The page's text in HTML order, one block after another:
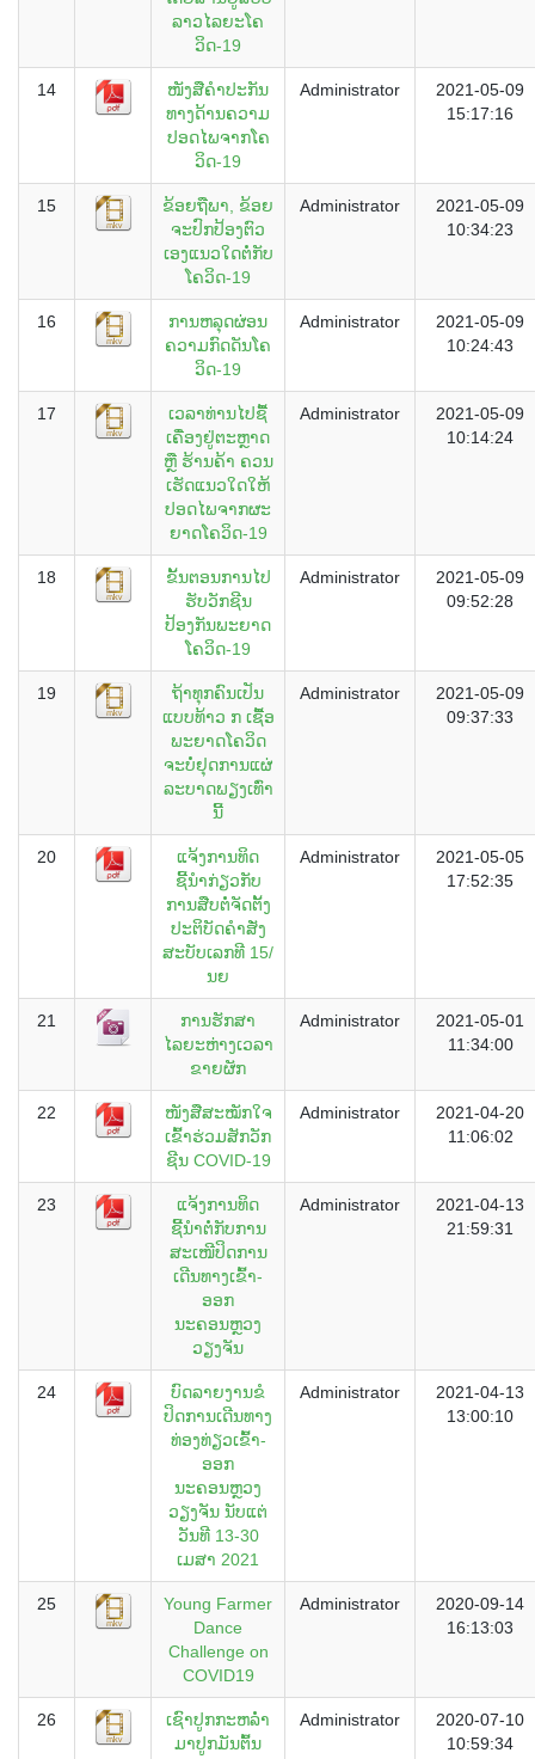
ລາວໄລຍະໂຄ
ວິດ-19
14
ໜັງສືຄຳປະກັນ
ທາງດ້ານຄວາມ
ປອດໄພຈາກໂຄ
ວິດ-19
Administrator
2021-05-09
15:17:16
15
ຂ້ອຍຖືພາ, ຂ້ອຍ
ຈະປົກປ້ອງຕົວ
ເອງແນວໃດຕໍ່ກັບ
ໂຄວິດ-19
Administrator
2021-05-09
10:34:23
16
ການຫລຸດຜ່ອນ
ຄວາມກົດດັນໂຄ
ວິດ-19
Administrator
2021-05-09
10:24:43
17
ເວລາທ່ານໄປຊື້
ເຄື່ອງຢູ່ຕະຫຼາດ
ຫຼື ຮ້ານຄ້າ ຄວນ
ເຮັດແນວໃດໃຫ້
ປອດໄພຈາກຜະ
ຍາດໂຄວິດ-19
Administrator
2021-05-09
10:14:24
18
ຂັ້ນຕອນການໄປ
ຮັບວັກຊີນ
ປ້ອງກັນພະຍາດ
ໂຄວິດ-19
Administrator
2021-05-09
09:52:28
19
ຖ້າທຸກຄົນເປັນ
ແບບທ້າວ ກ ເຊື້ອ
ພະຍາດໂຄວິດ
ຈະບໍ່ຢຸດການແຜ່
ລະບາດພຽງເທົ່າ
ນີ້
Administrator
2021-05-09
09:37:33
20
ແຈ້ງການທິດ
ຊີ້ນຳກ່ຽວກັບ
ການສືບຕໍ່ຈັດຕັ້ງ
ປະຕິບັດຄຳສັ່ງ
ສະບັບເລກທີ 15/
ນຍ
Administrator
2021-05-05
17:52:35
21
ການຮັກສາ
ໄລຍະຫ່າງເວລາ
ຂາຍຜັກ
Administrator
2021-05-01
11:34:00
22
ໜັງສືສະໝັກໃຈ
ເຂົ້າຮ່ວມສັກວັກ
ຊີນ COVID-19
Administrator
2021-04-20
11:06:02
23
ແຈ້ງການທິດ
ຊີ້ນຳຕໍ່ກັບການ
ສະເໜີປິດການ
ເດີນທາງເຂົ້າ-
ອອກ
ນະຄອນຫຼວງ
ວຽງຈັນ
Administrator
2021-04-13
21:59:31
24
ບົດລາຍງານຂໍ
ປິດການເດີນທາງ
ທ່ອງທ່ຽວເຂົ້າ-
ອອກ
ນະຄອນຫຼວງ
ວຽງຈັນ ນັບແຕ່
ວັນທີ 13-30
ເມສາ 2021
Administrator
2021-04-13
13:00:10
25
Young Farmer
Dance
Challenge on
COVID19
Administrator
2020-09-14
16:13:03
26
ເຊົາປູກກະຫລໍ່າ
ມາປູກມັນຕົ້ນ
Administrator
2020-07-10
10:59:34